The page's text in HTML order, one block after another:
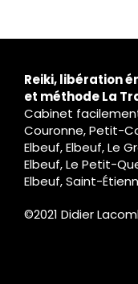
Reiki, libération
et méthode La
Cabinet
Couronne, Petit-
Elbeuf, Elbeuf, Le
Elbeuf, Le Petit-
Elbeuf, Saint-
©2021 Didier